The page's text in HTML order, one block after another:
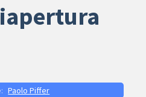
Paolo Piffer